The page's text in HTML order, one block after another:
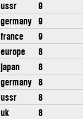
ussr 9
germany 9
france 9
europe 8
japan 8
germany 8
ussr 8
uk 8